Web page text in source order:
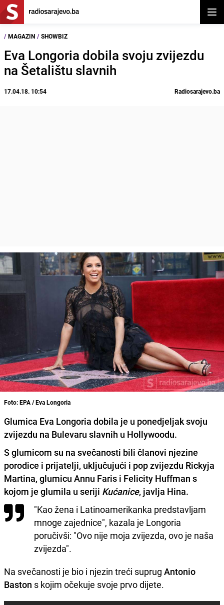
/ MAGAZIN / SHOWBIZ
Eva Longoria dobila svoju zvijezdu
na Šetalištu slavnih
17.04.18. 10:54 Radiosarajevo.ba
Foto: EPA / Eva Longoria
Glumica Eva Longoria dobila je u ponedjeljak svoju
zvijezdu na Bulevaru slavnih u Hollywoodu.
S glumicom su na svečanosti bili članovi njezine
porodice i prijatelji, uključujući i pop zvijezdu Rickyja
Martina, glumicu Annu Faris i Felicity Huffman s
kojom je glumila u seriji Kućanice, javlja Hina.
"Kao žena i Latinoamerikanka predstavljam
mnoge zajednice", kazala je Longoria
poručivši: "Ovo nije moja zvijezda, ovo je naša
zvijezda".
Na svečanosti je bio i njezin treći suprug Antonio
Baston s kojim očekuje svoje prvo dijete.